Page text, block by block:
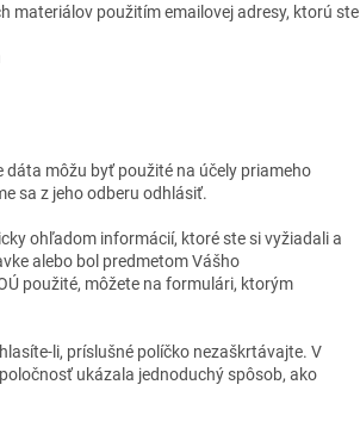
materiálov použitím emailovej adresy, ktorú ste
dáta môžu byť použité na účely priameho
sa z jeho odberu odhlásiť.
ohľadom informácií, ktoré ste si vyžiadali a
alebo bol predmetom Vášho
použité, môžete na formulári, ktorým
li, príslušné políčko nezaškrtávajte. V
ukázala jednoduchý spôsob, ako